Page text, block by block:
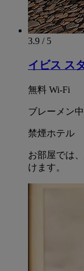
3.9 / 5
イビス ス
無料 Wi-Fi
ブレーメン
禁煙ホテル
お部屋では
けます。